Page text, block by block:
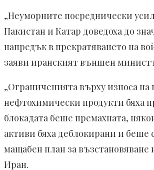
„Неуморните посреднически
Пакистан и Катар доведоха до
напредък в прекратяването на
заяви иранският външен
„Ограниченията върху износа на
нефтохимически продукти бяха
блокадата беше премахната,
активи бяха деблокирани и беше
мащабен план за възстановяване
Иран.